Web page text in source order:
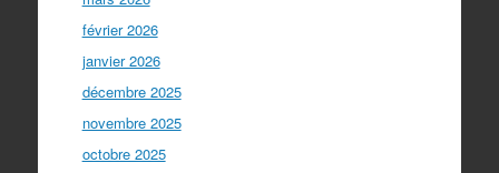
février 2026
janvier 2026
décembre 2025
novembre 2025
octobre 2025